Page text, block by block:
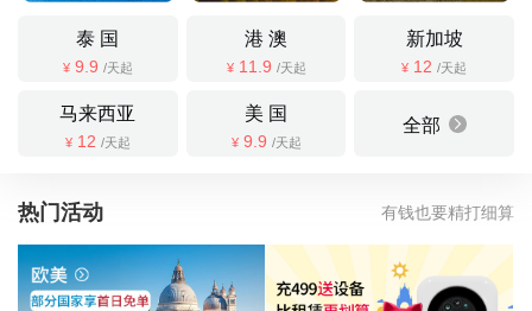
泰 国
¥ 9.9 /天起
港 澳
¥ 11.9 /天起
新加坡
¥ 12 /天起
马来西亚
¥ 12 /天起
美 国
¥ 9.9 /天起
全部
热门活动 有钱也要精打细算